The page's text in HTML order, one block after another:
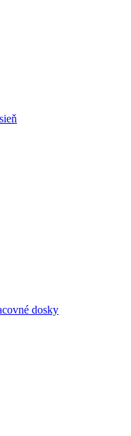
dosky